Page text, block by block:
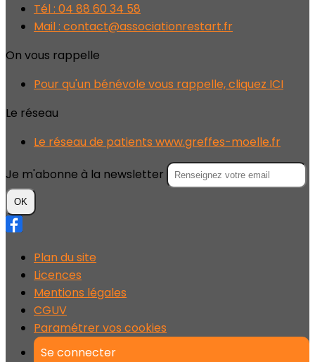
Tél : 04 88 60 34 58
Mail : contact@associationrestart.fr
On vous rappelle
Pour qu'un bénévole vous rappelle, cliquez ICI
Le réseau
Le réseau de patients www.greffes-moelle.fr
Je m'abonne à la newsletter
OK
Plan du site
Licences
Mentions légales
CGUV
Paramétrer vos cookies
Se connecter